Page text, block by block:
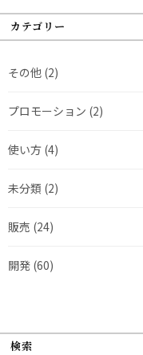
カテゴリー
その他 (2)
プロモーション (2)
使い方 (4)
未分類 (2)
販売 (24)
開発 (60)
検索